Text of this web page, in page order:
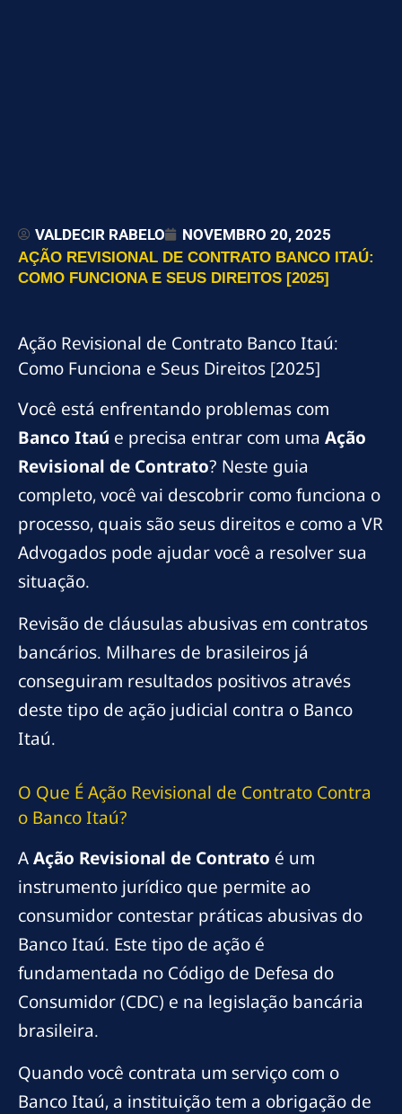
VALDECIR RABELO NOVEMBRO 20, 2025
AÇÃO REVISIONAL DE CONTRATO BANCO ITAÚ:
COMO FUNCIONA E SEUS DIREITOS [2025]
Ação Revisional de Contrato Banco Itaú:
Como Funciona e Seus Direitos [2025]
Você está enfrentando problemas com
Banco Itaú e precisa entrar com uma Ação
Revisional de Contrato? Neste guia
completo, você vai descobrir como funciona o
processo, quais são seus direitos e como a VR
Advogados pode ajudar você a resolver sua
situação.
Revisão de cláusulas abusivas em contratos
bancários. Milhares de brasileiros já
conseguiram resultados positivos através
deste tipo de ação judicial contra o Banco
Itaú.
O Que É Ação Revisional de Contrato Contra
o Banco Itaú?
AAção Revisional de Contrato é um
instrumento jurídico que permite ao
consumidor contestar práticas abusivas do
Banco Itaú. Este tipo de ação é
fundamentada no Código de Defesa do
Consumidor (CDC) e na legislação bancária
brasileira.
Quando você contrata um serviço com o
Banco Itaú, a instituição tem a obrigação de